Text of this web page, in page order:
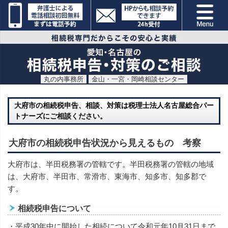
丸の内事務所 金山・一宮・岡崎相談センター
大府市の相続税申告、相談、対策は税理士法人名古屋総合パー
トナーズにご相談ください。
大府市の相続税申告状況から見えるもの 考察
大府市は、半田税務署の管轄です。半田税務署の管轄の地域
は、大府市、半田市、常滑市、東海市、知多市、知多郡で
す。
相続税申告について
・平成30年中に開始した相続について令和元年10月31日まで